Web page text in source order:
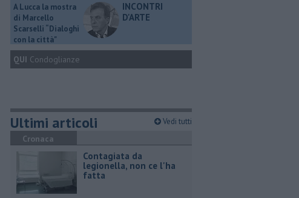
A Lucca la mostra
di Marcello
Scarselli “Dialoghi
con la città"
INCONTRI
D'ARTE
QUI Condoglianze
Ultimi articoli Vedi tutti
Cronaca
Contagiata da
legionella, non ce l'ha
fatta